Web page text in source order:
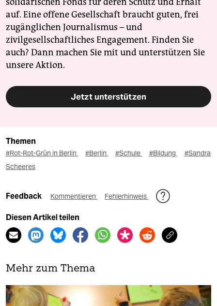
auf. Eine offene Gesellschaft braucht guten, frei
zugänglichen Journalismus – und
zivilgesellschaftliches Engagement. Finden Sie
auch? Dann machen Sie mit und unterstützen Sie
unsere Aktion.
Jetzt unterstützen
Themen
#Rot-Rot-Grün in Berlin #Berlin #Schule #Bildung
#Sandra
Scheeres
Feedback Kommentieren Fehlerhinweis
Diesen Artikel teilen
Mehr zum Thema